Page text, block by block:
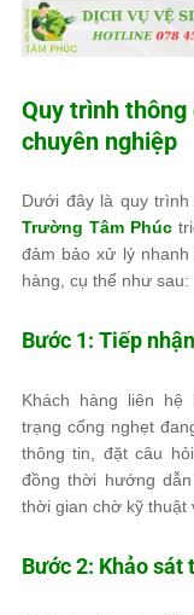
Quy trình
chuyên nghiệp
Dưới đây là quy
Trường Tâm Phúc
đảm bảo xử lý
hàng, cụ thể như sau:
Bước 1: Tiếp
Khách hàng liên hệ
trạng cống nghẹt
thông tin, đặt câu
đồng thời hướng
thời gian chờ kỹ thuật
Bước 2: Khảo sát